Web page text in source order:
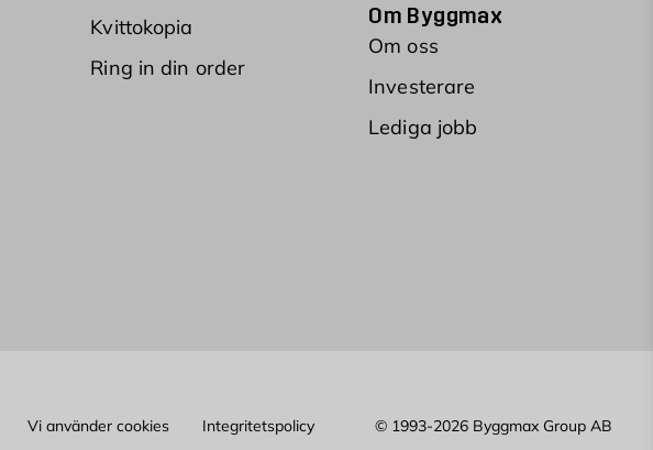
Kvittokopia
Ring in din order
Om Byggmax
Om oss
Investerare
Lediga jobb
Vi använder cookies Integritetspolicy © 1993-2026 Byggmax Group AB